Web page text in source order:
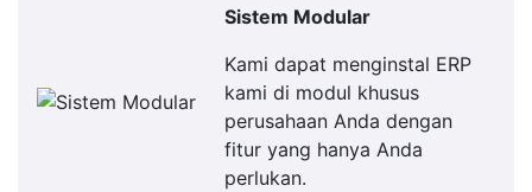
Sistem Modular
Kami dapat menginstal ERP
kami di modul khusus
perusahaan Anda dengan
fitur yang hanya Anda
perlukan.